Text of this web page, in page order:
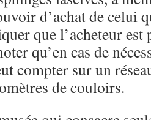
d’achat de celui
que l’acheteur
qu’en cas de
compter sur un
de couloirs.